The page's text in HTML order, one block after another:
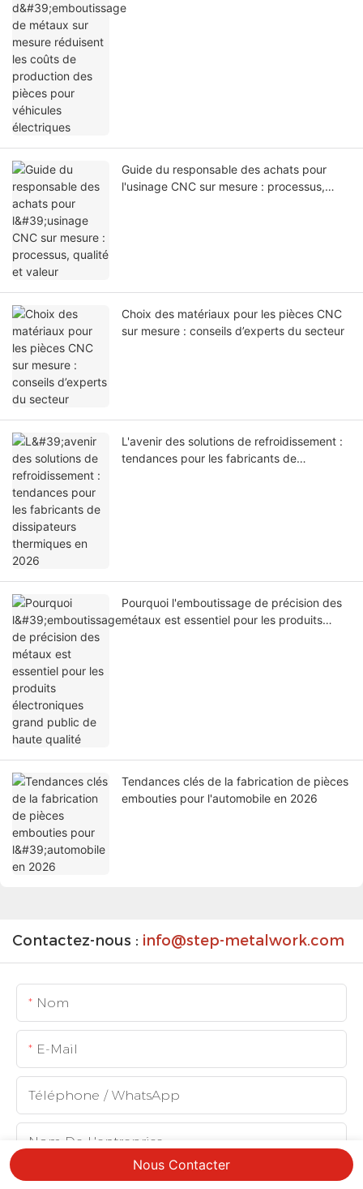
production des pièces pour véhicules
Guide du responsable des achats pour
l'usinage CNC sur mesure : processus,
Choix des matériaux pour les pièces CNC
sur mesure : conseils d’experts du secteur
L'avenir des solutions de refroidissement :
tendances pour les fabricants de
Pourquoi l'emboutissage de précision des
métaux est essentiel pour les produits
Tendances clés de la fabrication de pièces
embouties pour l'automobile en 2026
Contactez-nous : info@step-metalwork.com
Nom
E-Mail
Téléphone / WhatsApp
Nom De L'entreprise
Nous Contacter